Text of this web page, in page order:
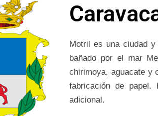
Motril es una ciudad
bañado por el mar
chirimoya, aguacate y
fabricación de
adicional.